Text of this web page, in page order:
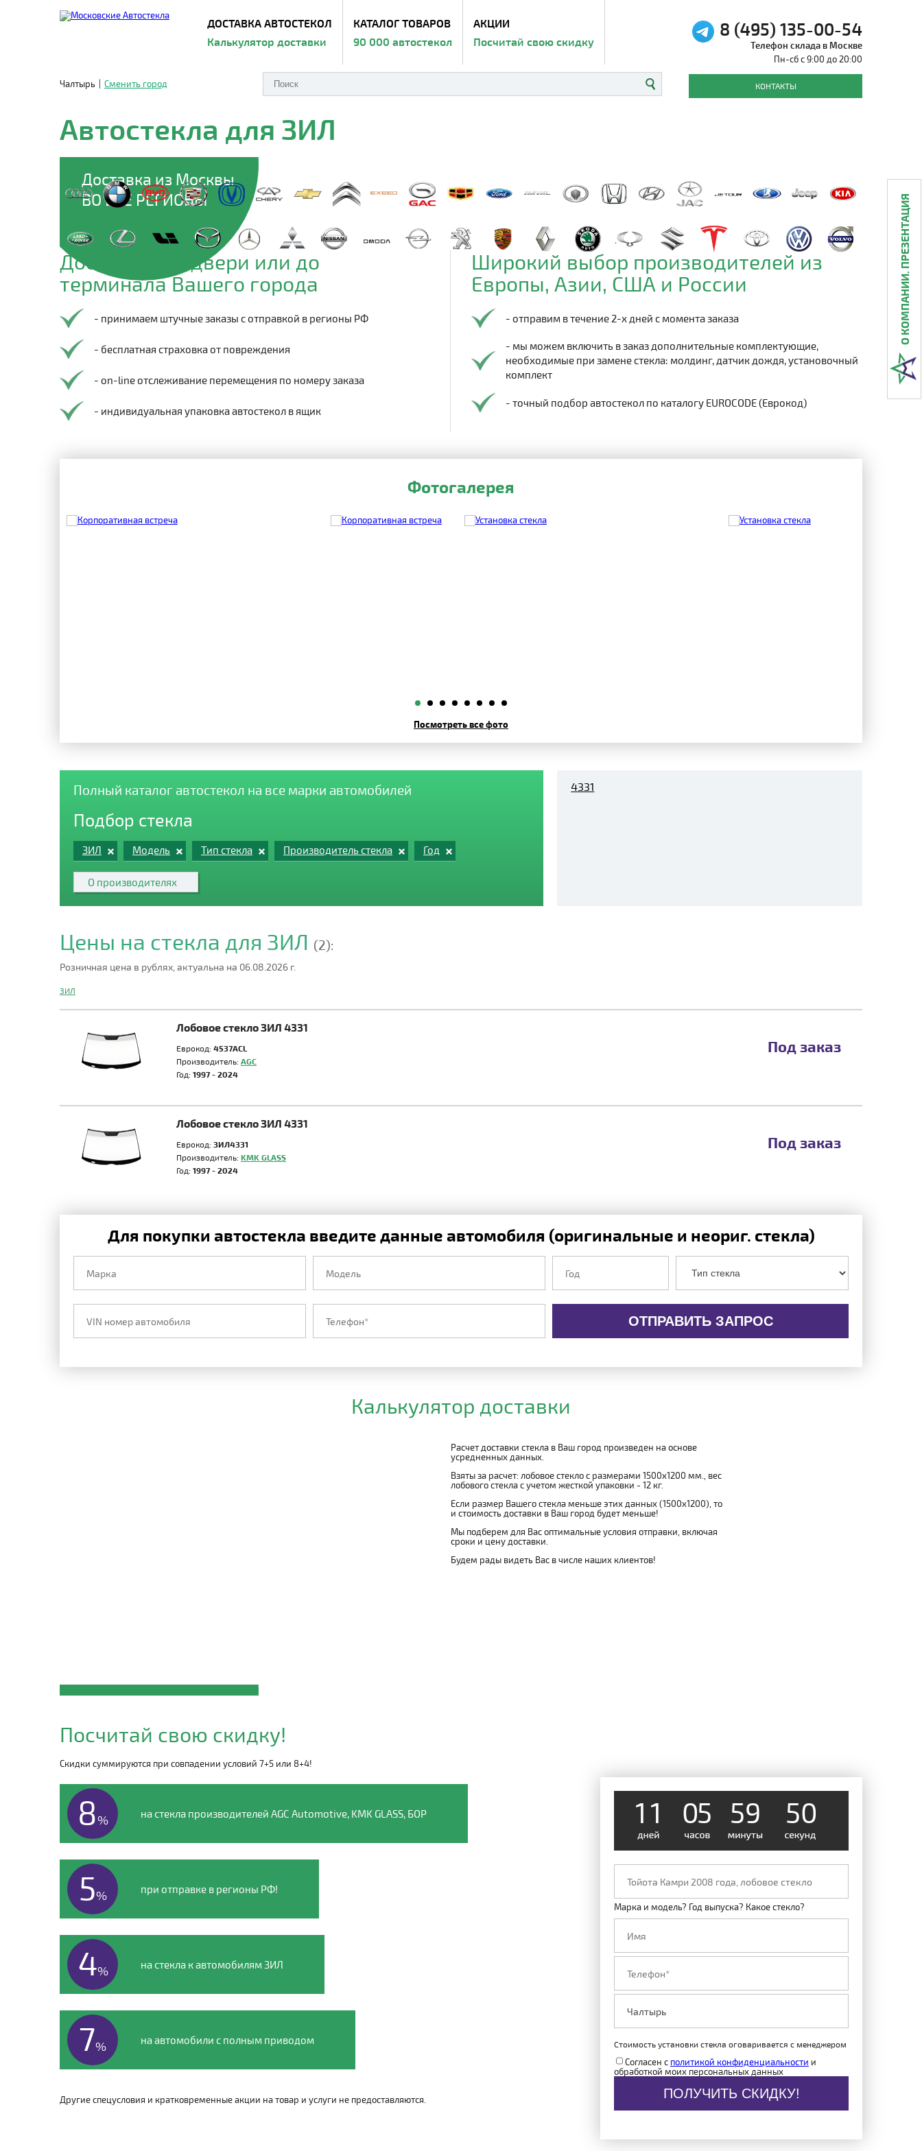
ДОСТАВКА АВТОСТЕКОЛ
Калькулятор доставки
КАТАЛОГ ТОВАРОВ
90 000 автостекол
АКЦИИ
Посчитай свою скидку
Чалтырь Сменить город
8 (495) 135-00-54
Телефон склада в Москве
Пн-сб с 9:00 до 20:00
КОНТАКТЫ
Автостекла для ЗИЛ
Доставка из Москвы
ВО ВСЕ РЕГИОНЫ
Доставим до двери или до
терминала Вашего города
- принимаем штучные заказы с отправкой в регионы РФ
- бесплатная страховка от повреждения
- on-line отслеживание перемещения по номеру заказа
- индивидуальная упаковка автостекол в ящик
Широкий выбор производителей из
Европы, Азии, США и России
- отправим в течение 2-х дней с момента заказа
- мы можем включить в заказ дополнительные комплектующие,
необходимые при замене стекла: молдинг, датчик дождя, установочный
комплект
- точный подбор автостекол по каталогу EUROCODE (Еврокод)
Фотогалерея
Посмотреть все фото
Полный каталог автостекол на все марки автомобилей
Подбор стекла
ЗИЛ Модель Тип стекла Производитель стекла Год
О производителях
4331
Цены на стекла для ЗИЛ (2):
Розничная цена в рублях, актуальна на 06.08.2026 г.
ЗИЛ
Лобовое стекло ЗИЛ 4331
Еврокод: 4537ACL
Производитель: AGC
Год: 1997 - 2024
Под заказ
Лобовое стекло ЗИЛ 4331
Еврокод: ЗИЛ4331
Производитель: KMK GLASS
Год: 1997 - 2024
Под заказ
Для покупки автостекла введите данные автомобиля (оригинальные и неориг. стекла)
ОТПРАВИТЬ ЗАПРОС
Калькулятор доставки
Расчет доставки стекла в Ваш город произведен на основе
усредненных данных.
Взяты за расчет: лобовое стекло с размерами 1500x1200 мм., вес
лобового стекла с учетом жесткой упаковки - 12 кг.
Если размер Вашего стекла меньше этих данных (1500x1200), то
и стоимость доставки в Ваш город будет меньше!
Мы подберем для Вас оптимальные условия отправки, включая
сроки и цену доставки.
Будем рады видеть Вас в числе наших клиентов!
ЗИЛ
по телефону
8 (495) 135-00-54
Видео о компании
Посчитай свою скидку!
Скидки суммируются при совпадении условий 7+5 или 8+4!
8% на стекла производителей AGC Automotive, KMK GLASS, БОР
5% при отправке в регионы РФ!
4% на стекла к автомобилям ЗИЛ
7% на автомобили с полным приводом
Другие спецусловия и кратковременные акции на товар и услуги не предоставляются.
1 1 05 59 50
Марка и модель? Год выпуска? Какое стекло?
Стоимость установки стекла оговаривается с менеджером
Согласен с политикой конфиденциальности и
обработкой моих персональных данных
ПОЛУЧИТЬ СКИДКУ!
О КОМПАНИИ. ПРЕЗЕНТАЦИЯ